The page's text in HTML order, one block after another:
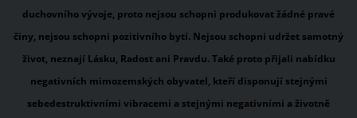
duchovního vývoje, proto nejsou schopni produkovat žádné pravé
činy, nejsou schopni pozitivního bytí. Nejsou schopni udržet samotný
život, neznají Lásku, Radost ani Pravdu. Také proto přijali nabídku
negativních mimozemských obyvatel, kteří disponují stejnými
sebedestruktivními vibracemi a stejnými negativními a životně